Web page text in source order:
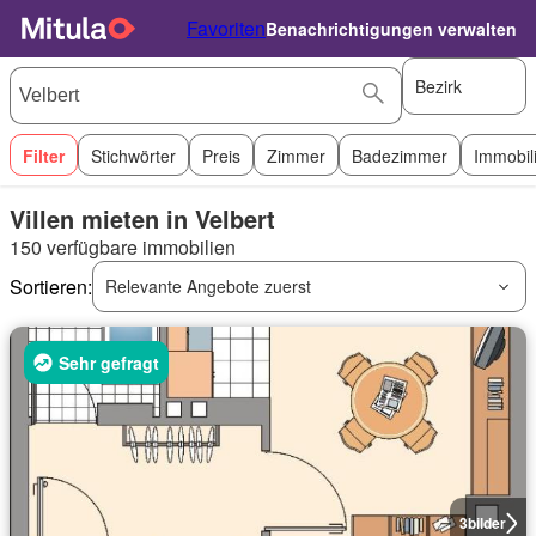
FavoritenBenachrichtigungen verwalten
Bezirk
Filter Stichwörter Preis Zimmer Badezimmer
Villen mieten in Velbert
150 verfügbare immobilien
Sortieren:
Relevante Angebote zuerst
3bilder
Sehr gefragt